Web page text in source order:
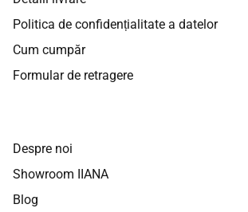
Politica de confidențialitate a datelor
Cum cumpăr
Formular de retragere
Despre noi
Showroom IIANA
Blog